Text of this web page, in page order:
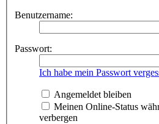
Benutzername:
Passwort:
Ich habe mein Passwort
Angemeldet bleiben
Meinen Online-Status
verbergen